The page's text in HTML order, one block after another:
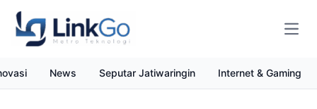
News Seputar Jatiwaringin Internet & Gaming